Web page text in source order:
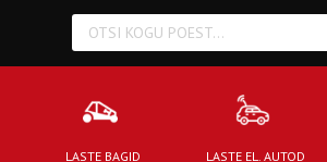
LASTE BAGID LASTE EL. AUTOD